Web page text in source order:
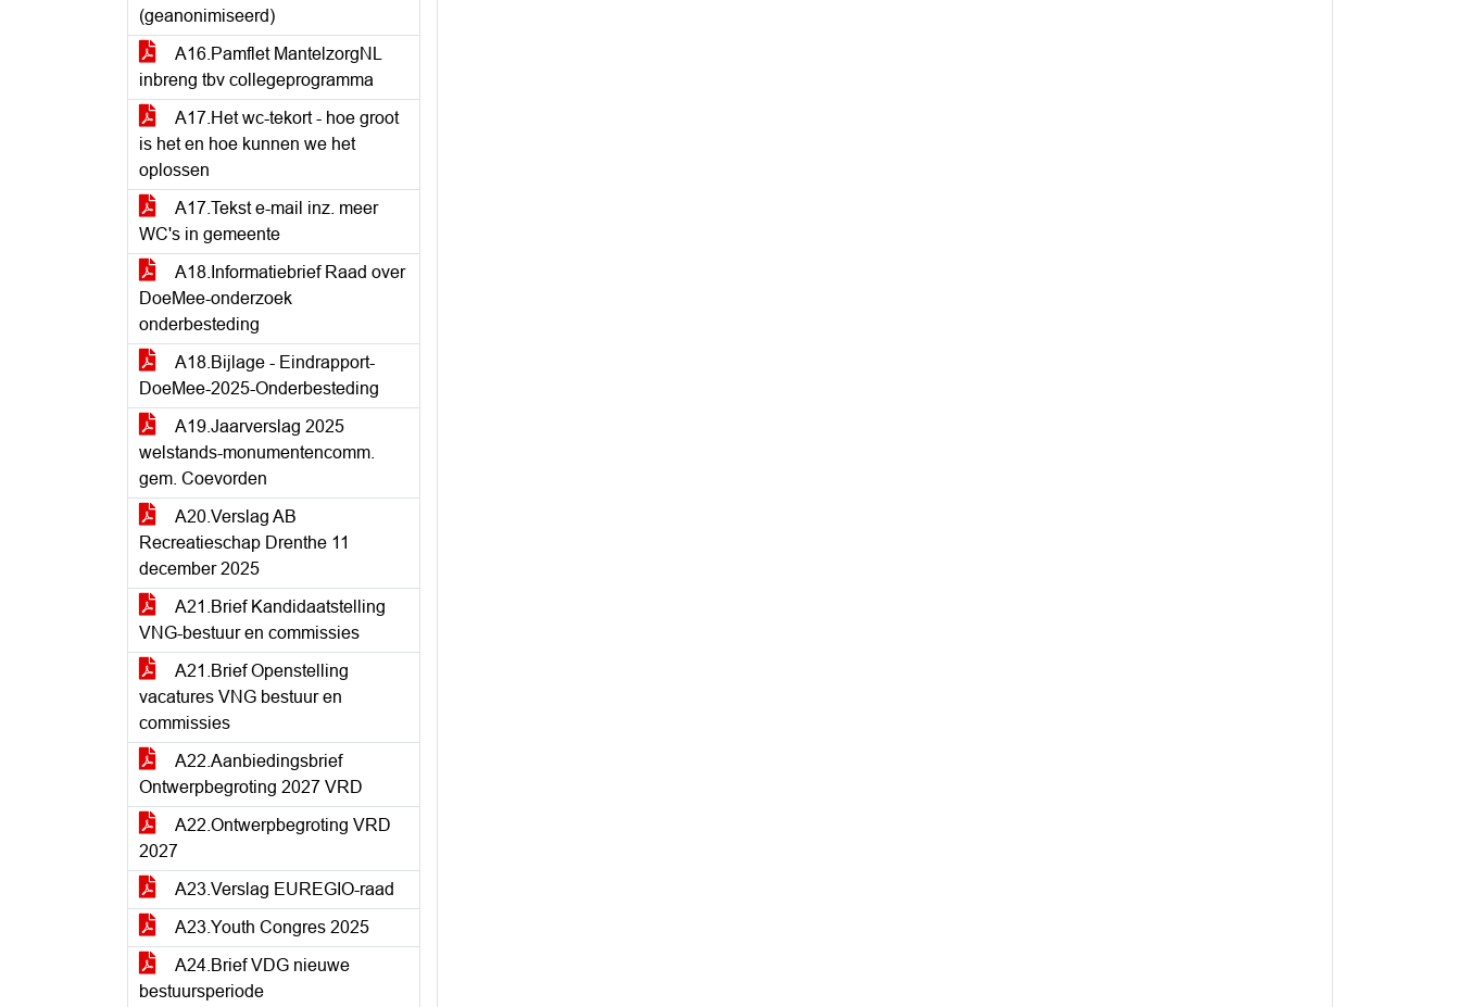
(geanonimiseerd)
A16.Pamflet MantelzorgNL
inbreng tbv collegeprogramma
A17.Het wc-tekort - hoe groot
is het en hoe kunnen we het
oplossen
A17.Tekst e-mail inz. meer
WC's in gemeente
A18.Informatiebrief Raad over
DoeMee-onderzoek
onderbesteding
A18.Bijlage - Eindrapport-
DoeMee-2025-Onderbesteding
A19.Jaarverslag 2025
welstands-monumentencomm.
gem. Coevorden
A20.Verslag AB
Recreatieschap Drenthe 11
december 2025
A21.Brief Kandidaatstelling
VNG-bestuur en commissies
A21.Brief Openstelling
vacatures VNG bestuur en
commissies
A22.Aanbiedingsbrief
Ontwerpbegroting 2027 VRD
A22.Ontwerpbegroting VRD
2027
A23.Verslag EUREGIO-raad
A23.Youth Congres 2025
A24.Brief VDG nieuwe
bestuursperiode